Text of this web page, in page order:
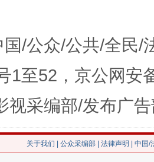
国/公众/公共/全民/
1至52，京公网安
视采编部/发布广
关于我们 公众采编部 法律声明 | 中国